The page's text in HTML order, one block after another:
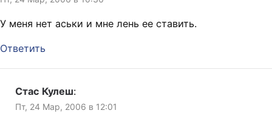
У меня нет аськи и мне лень ее ставить.
Ответить
Стас Кулеш:
Пт, 24 Мар, 2006 в 12:01